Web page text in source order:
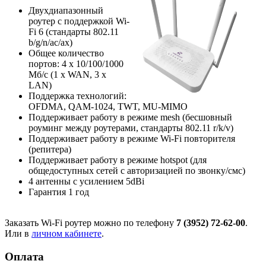
Двухдиапазонный
роутер с поддержкой Wi-
Fi 6 (стандарты 802.11
b/g/n/ac/ax)
Общее количество
портов: 4 х 10/100/1000
Мб/с (1 x WAN, 3 x
LAN)
Поддержка технологий:
OFDMA, QAM-1024, TWT, MU-MIMO
Поддерживает работу в режиме mesh (бесшовный
роуминг между роутерами, стандарты 802.11 r/k/v)
Поддерживает работу в режиме Wi-Fi повторителя
(репитера)
Поддерживает работу в режиме hotspot (для
общедоступных сетей с авторизацией по звонку/смс)
4 антенны с усилением 5dBi
Гарантия 1 год
Заказать Wi-Fi роутер можно по телефону 7 (3952) 72-62-00.
Или в личном кабинете.
Оплата